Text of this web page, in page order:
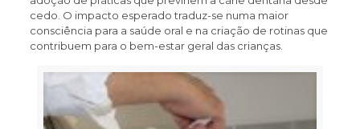
cedo. O impacto esperado traduz-se numa maior
consciência para a saúde oral e na criação de rotinas que
contribuem para o bem-estar geral das crianças.